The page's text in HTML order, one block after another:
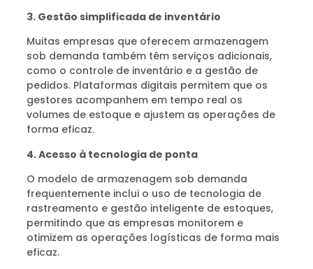
3. Gestão simplificada de inventário
Muitas empresas que oferecem armazenagem
sob demanda também têm serviços adicionais,
como o controle de inventário e a gestão de
pedidos. Plataformas digitais permitem que os
gestores acompanhem em tempo real os
volumes de estoque e ajustem as operações de
forma eficaz.
4. Acesso à tecnologia de ponta
O modelo de armazenagem sob demanda
frequentemente inclui o uso de tecnologia de
rastreamento e gestão inteligente de estoques,
permitindo que as empresas monitorem e
otimizem as operações logísticas de forma mais
eficaz.